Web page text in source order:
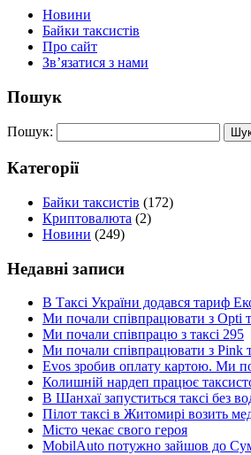
Новини
Байки таксистів
Про сайт
Зв’язатися з нами
Пошук
Пошук:
Категорії
Байки таксистів (172)
Криптовалюта (2)
Новини (249)
Недавні записи
В Таксі України додався тариф
Ми почали співпрацювати з Opti
Ми почали співпрацю з таксі 295
Ми почали співпрацювати з Pink
Evos зробив оплату картою. Ми
Колишній нардеп працює
В Шанхаї запуститься таксі без
Пілот таксі в Житомирі возить
Місто чекає свого героя
MobilAuto потужно зайшов до